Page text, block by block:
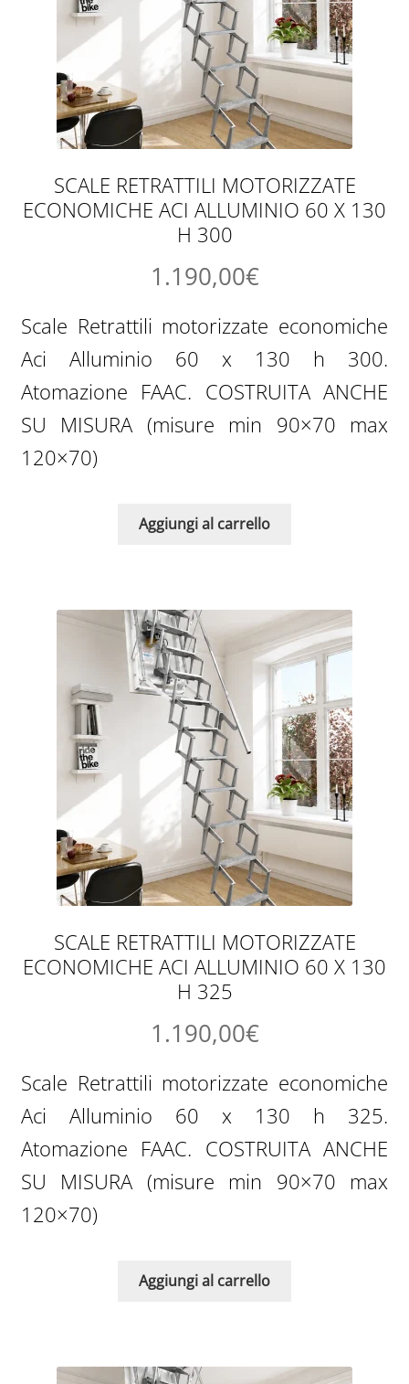
SCALE RETRATTILI MOTORIZZATE
ECONOMICHE ACI ALLUMINIO 60 X 130
H 300
1.190,00€
Scale Retrattili motorizzate economiche
Aci Alluminio 60 x 130 h 300.
Atomazione FAAC. COSTRUITA ANCHE
SU MISURA (misure min 90×70 max
120×70)
Aggiungi al carrello
SCALE RETRATTILI MOTORIZZATE
ECONOMICHE ACI ALLUMINIO 60 X 130
H 325
1.190,00€
Scale Retrattili motorizzate economiche
Aci Alluminio 60 x 130 h 325.
Atomazione FAAC. COSTRUITA ANCHE
SU MISURA (misure min 90×70 max
120×70)
Aggiungi al carrello